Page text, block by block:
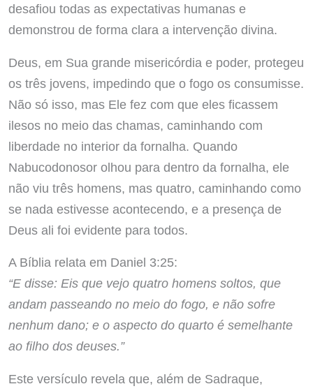
desafiou todas as expectativas humanas e
demonstrou de forma clara a intervenção divina.
Deus, em Sua grande misericórdia e poder, protegeu
os três jovens, impedindo que o fogo os consumisse.
Não só isso, mas Ele fez com que eles ficassem
ilesos no meio das chamas, caminhando com
liberdade no interior da fornalha. Quando
Nabucodonosor olhou para dentro da fornalha, ele
não viu três homens, mas quatro, caminhando como
se nada estivesse acontecendo, e a presença de
Deus ali foi evidente para todos.
A Bíblia relata em Daniel 3:25:
“E disse: Eis que vejo quatro homens soltos, que
andam passeando no meio do fogo, e não sofre
nenhum dano; e o aspecto do quarto é semelhante
ao filho dos deuses.”
Este versículo revela que, além de Sadraque,